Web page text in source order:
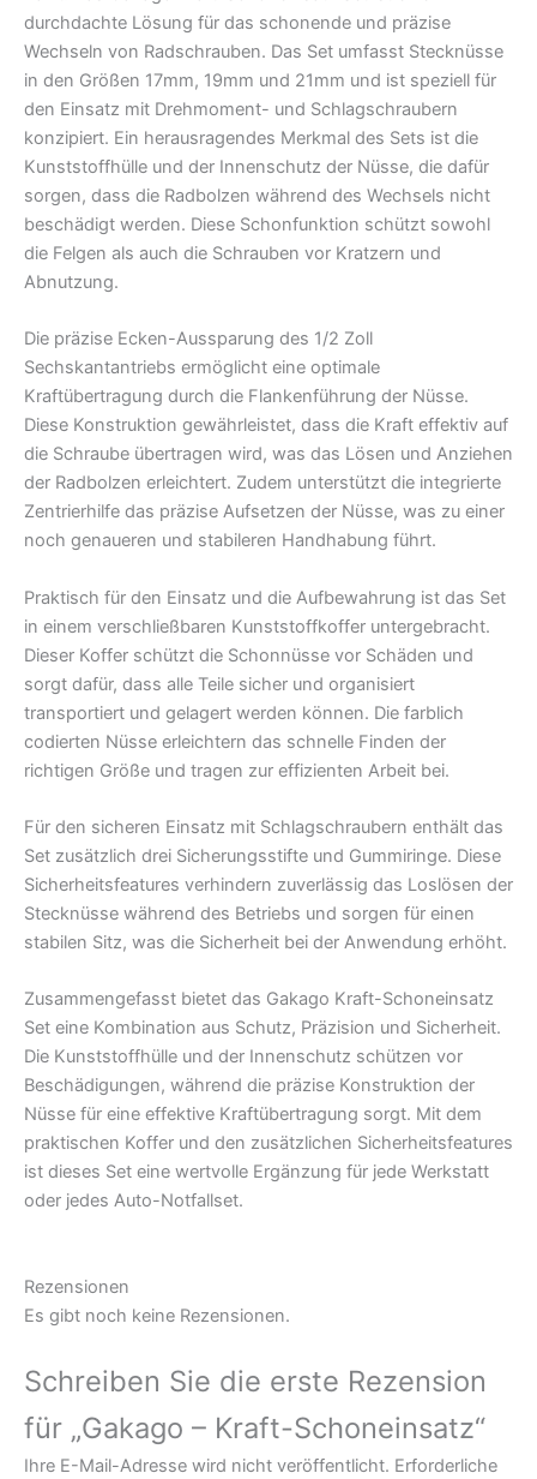
durchdachte Lösung für das schonende und präzise
Wechseln von Radschrauben. Das Set umfasst Stecknüsse
in den Größen 17mm, 19mm und 21mm und ist speziell für
den Einsatz mit Drehmoment- und Schlagschraubern
konzipiert. Ein herausragendes Merkmal des Sets ist die
Kunststoffhülle und der Innenschutz der Nüsse, die dafür
sorgen, dass die Radbolzen während des Wechsels nicht
beschädigt werden. Diese Schonfunktion schützt sowohl
die Felgen als auch die Schrauben vor Kratzern und
Abnutzung.
Die präzise Ecken-Aussparung des 1/2 Zoll
Sechskantantriebs ermöglicht eine optimale
Kraftübertragung durch die Flankenführung der Nüsse.
Diese Konstruktion gewährleistet, dass die Kraft effektiv auf
die Schraube übertragen wird, was das Lösen und Anziehen
der Radbolzen erleichtert. Zudem unterstützt die integrierte
Zentrierhilfe das präzise Aufsetzen der Nüsse, was zu einer
noch genaueren und stabileren Handhabung führt.
Praktisch für den Einsatz und die Aufbewahrung ist das Set
in einem verschließbaren Kunststoffkoffer untergebracht.
Dieser Koffer schützt die Schonnüsse vor Schäden und
sorgt dafür, dass alle Teile sicher und organisiert
transportiert und gelagert werden können. Die farblich
codierten Nüsse erleichtern das schnelle Finden der
richtigen Größe und tragen zur effizienten Arbeit bei.
Für den sicheren Einsatz mit Schlagschraubern enthält das
Set zusätzlich drei Sicherungsstifte und Gummiringe. Diese
Sicherheitsfeatures verhindern zuverlässig das Loslösen der
Stecknüsse während des Betriebs und sorgen für einen
stabilen Sitz, was die Sicherheit bei der Anwendung erhöht.
Zusammengefasst bietet das Gakago Kraft-Schoneinsatz
Set eine Kombination aus Schutz, Präzision und Sicherheit.
Die Kunststoffhülle und der Innenschutz schützen vor
Beschädigungen, während die präzise Konstruktion der
Nüsse für eine effektive Kraftübertragung sorgt. Mit dem
praktischen Koffer und den zusätzlichen Sicherheitsfeatures
ist dieses Set eine wertvolle Ergänzung für jede Werkstatt
oder jedes Auto-Notfallset.
Rezensionen
Es gibt noch keine Rezensionen.
Schreiben Sie die erste Rezension
für „Gakago – Kraft-Schoneinsatz“
Ihre E-Mail-Adresse wird nicht veröffentlicht. Erforderliche